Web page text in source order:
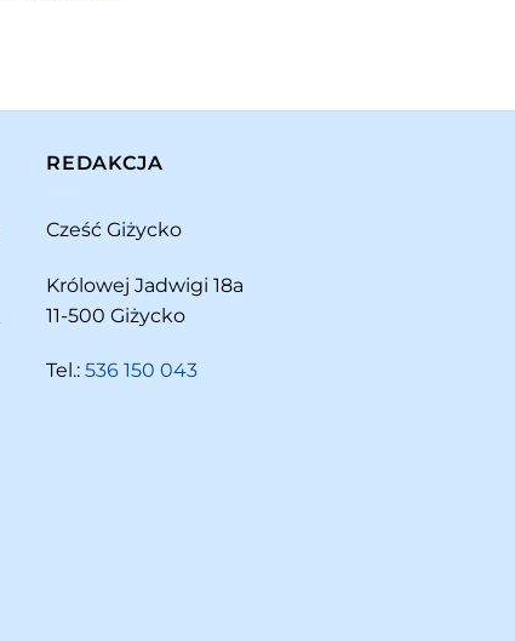
REDAKCJA
Cześć Giżycko
Królowej Jadwigi 18a
11-500 Giżycko
Tel.: 536 150 043